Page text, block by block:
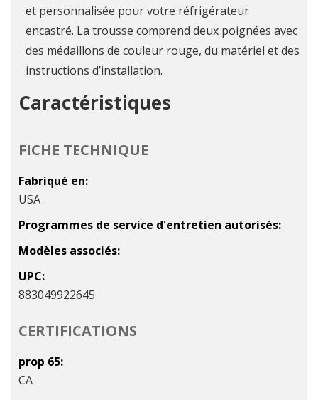
et personnalisée pour votre réfrigérateur
encastré. La trousse comprend deux poignées avec
des médaillons de couleur rouge, du matériel et des
instructions d’installation.
Caractéristiques
FICHE TECHNIQUE
Fabriqué en
USA
Programmes de service d'entretien autorisés
Modèles associés
UPC
883049922645
CERTIFICATIONS
prop 65
CA